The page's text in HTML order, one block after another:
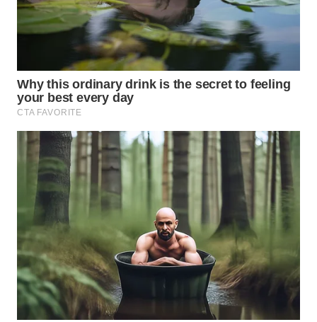
SUMEDANG
CIANJUR
WN
KEPULAUAN
SERIBU
WN
TANGERANG
WN
BINJAI
WN
CIREBON